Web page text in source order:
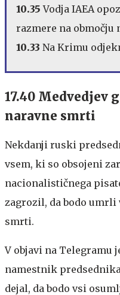
10.35 Vodja IAEA
razmere na območju
10.33 Na Krimu
17.40 Medvedjev
naravne smrti
Nekdanji ruski
vsem, ki so obsojeni
nacionalističnega
zagrozil, da bodo umrli
smrti.
V objavi na Telegramu
namestnik
dejal, da bodo vsi